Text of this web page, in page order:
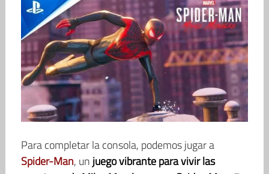
Para completar la consola, podemos jugar a
Spider-Man, un juego vibrante para vivir las